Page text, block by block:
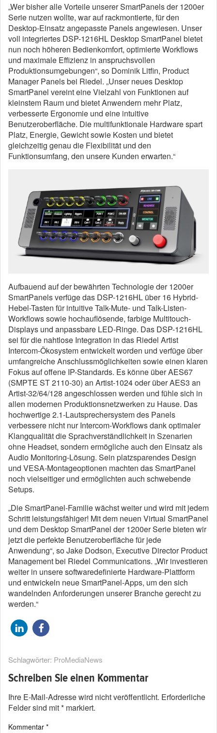
„Wer bisher alle Vorteile unserer SmartPanels der 1200er
Serie nutzen wollte, war auf rackmontierte, für den
Desktop-Einsatz angepasste Panels angewiesen. Unser
voll integriertes DSP-1216HL Desktop SmartPanel bietet
nun noch höheren Bedienkomfort, optimierte Workflows
und maximale Effizienz in anspruchsvollen
Produktionsumgebungen“, so Dominik Litfin, Product
Manager Panels bei Riedel. „Unser neues Desktop
SmartPanel vereint eine Vielzahl von Funktionen auf
kleinstem Raum und bietet Anwendern mehr Platz,
verbesserte Ergonomie und eine intuitive
Benutzeroberfläche. Die multifunktionale Hardware spart
Platz, Energie, Gewicht sowie Kosten und bietet
gleichzeitig genau die Flexibilität und den
Funktionsumfang, den unsere Kunden erwarten.“
Aufbauend auf der bewährten Technologie der 1200er
SmartPanels verfüge das DSP-1216HL über 16 Hybrid-
Hebel-Tasten für intuitive Talk-Mute- und Talk-Listen-
Workflows sowie hochauflösende, farbige Multitouch-
Displays und anpassbare LED-Ringe. Das DSP-1216HL
sei für die nahtlose Integration in das Riedel Artist
Intercom-Ökosystem entwickelt worden und verfüge über
umfangreiche Anschlussmöglichkeiten sowie einen klaren
Fokus auf offene IP-Standards. Es könne über AES67
(SMPTE ST 2110-30) an Artist-1024 oder über AES3 an
Artist-32/64/128 angeschlossen werden und fühle sich in
allen modernen Produktionsnetzwerken zu Hause. Das
hochwertige 2.1-Lautsprechersystem des Panels
verbessere nicht nur Intercom-Workflows dank optimaler
Klangqualität die Sprachverständlichkeit in Szenarien
ohne Headset, sondern ermögliche auch den Einsatz als
Audio Monitoring-Lösung. Sein platzsparendes Design
und VESA-Montageoptionen machten das SmartPanel
noch vielseitiger und ermöglichten auch schwebende
Setups.
„Die SmartPanel-Familie wächst weiter und wird mit jedem
Schritt leistungsfähiger! Mit dem neuen Virtual SmartPanel
und dem Desktop SmartPanel der 1200er Serie bieten wir
jetzt die perfekte Benutzeroberfläche für jede
Anwendung“, so Jake Dodson, Executive Director Product
Management bei Riedel Communications. „Wir investieren
weiter in unsere softwaredefinierte Hardware-Plattform
und entwickeln neue SmartPanel-Apps, um den sich
wandelnden Anforderungen unserer Branche gerecht zu
werden.“
Schlagwörter: ProMediaNews
Schreiben Sie einen Kommentar
Ihre E-Mail-Adresse wird nicht veröffentlicht. Erforderliche
Felder sind mit* markiert.
Kommentar *